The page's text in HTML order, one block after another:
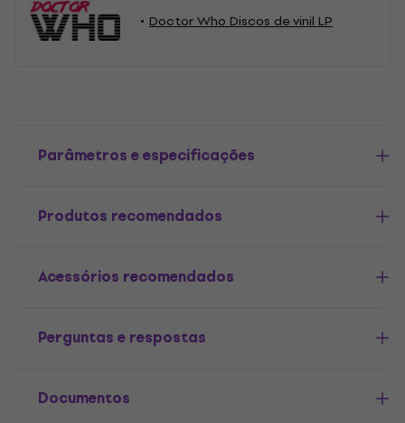
Doctor Who Discos de vinil LP
Parâmetros e especificações
Produtos recomendados
Acessórios recomendados
Perguntas e respostas
Documentos